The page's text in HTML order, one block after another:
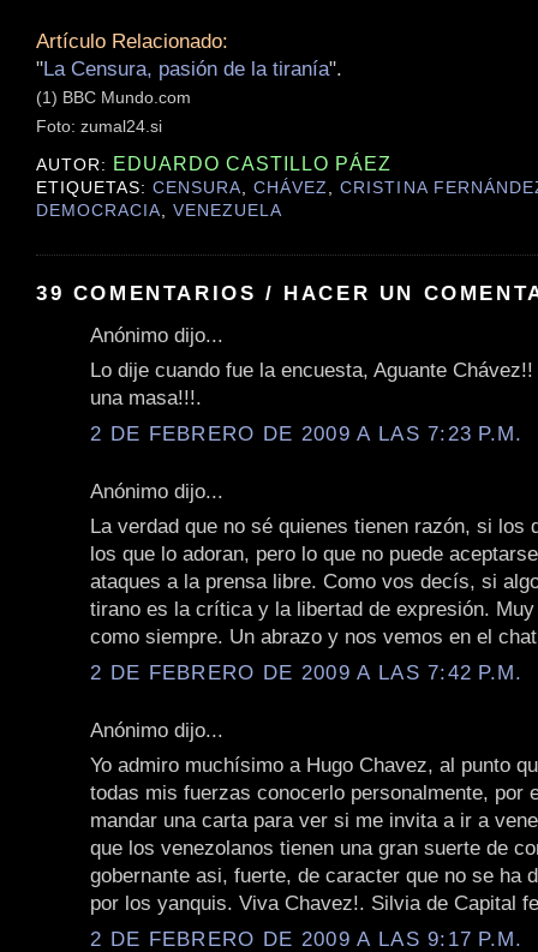
Artículo Relacionado:
"La Censura, pasión de la tiranía".
(1) BBC Mundo.com
Foto: zumal24.si
AUTOR: EDUARDO CASTILLO PÁEZ
ETIQUETAS:CENSURA,CHÁVEZ,CRISTINA
DEMOCRACIA,VENEZUELA
39 COMENTARIOS / HACER UN
Anónimo dijo...
Lo dije cuando fue la encuesta, Aguante
una masa!!!.
2 DE FEBRERO DE 2009 A LAS 7:23 P.M.
Anónimo dijo...
La verdad que no sé quienes tienen razón, si los
los que lo adoran, pero lo que no puede
ataques a la prensa libre. Como vos decís, si
tirano es la crítica y la libertad de expresión.
como siempre. Un abrazo y nos vemos en el
2 DE FEBRERO DE 2009 A LAS 7:42 P.M.
Anónimo dijo...
Yo admiro muchísimo a Hugo Chavez, al punto
todas mis fuerzas conocerlo personalmente, por
mandar una carta para ver si me invita a ir a
que los venezolanos tienen una gran suerte de
gobernante asi, fuerte, de caracter que no se ha
por los yanquis. Viva Chavez!. Silvia de Capital
2 DE FEBRERO DE 2009 A LAS 9:17 P.M.